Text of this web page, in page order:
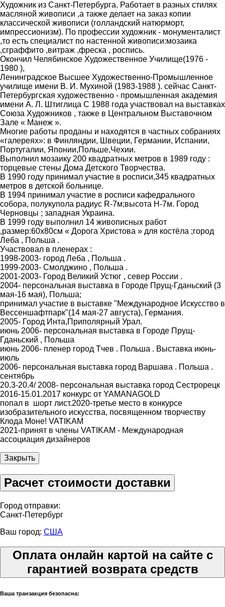
Художник из Санкт-Петербурга. Работает в разных стилях
масляной живописи ,а также делает на заказ копии
классической живописи (голландский натюрморт,
импрессионизм). По профессии художник - монументалист
,то есть специалист по настенной живописи:мозаика
,сграффито ,витраж ,фреска , роспись.
Окончил Челябинское Художественное Училище(1976 -
1980 ),
Ленинградское Высшее Художественно-Промышленное
училище имени В. И. Мухиной (1983-1988 ). сейчас Санкт-
Петербургская художественно - промышленная академия
имени А. Л. Штиглица С 1988 года участвовал на выставках
Союза Художников , также в Центральном Выставочном
Зале « Манеж ».
Многие работы проданы и находятся в частных собраниях
«галереях»: в Финляндии, Швеции, Германии, Испании,
Португалии, Японии,Польше,Чехии.
Выполнил мозаику 200 квадратных метров в 1989 году :
торцевые стены Дома Детского Творчества.
В 1990 году принимал участие в росписи,345 квадратных
метров в детской больнице.
В 1994 принимал участие в росписи кафедрального
собора, полукупола радиус R-7м;высота H-7м. Город
Черновцы ; западная Украина.
В 1999 году выполнил 14 живописных работ
,размер:60х80см « Дорога Христова » для костёла ;город
Леба , Польша .
Участвовал в пленерах :
1998-2003- город Леба , Польша .
1999-2003- Смолджино , Польша .
2001-2003- Город Великий Устюг , север России .
2004- персональная выставка в Городе Прущ-Гданьский (3
мая-16 мая), Польша;
принимал участие в выставке "Международное Искусство в
Вессеншафтпарк"(14 мая-27 августа), Германия.
2005- Город Инта,Приполярный Урал.
июнь 2006- персональная выставка в Городе Прущ-
Гданьский , Польша
июнь 2006- пленер город Тчев . Польша . Выставка июнь-
июль
2006- персональная выставка город Варшава . Польша .
сентябрь
20.3-20.4/ 2008- персональная выставка город Сестрорецк
2016-15.01.2017 конкурс от YAMANAGOLD
попал в шорт лист.2020-третье место в конкурсе
изобразительного искусства, посвященном творчеству
Клода Моне! VATIKAM
2021-принят в члены VATIKAM - Международная
ассоциация дизайнеров
Закрыть
Расчет стоимости доставки
Город отправки:
Санкт-Петербург
Ваш город: США
Оплата онлайн картой на сайте с
гарантией возврата средств
Ваша транзакция безопасна: